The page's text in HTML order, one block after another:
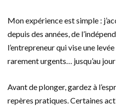
Mon expérience est simple :
depuis des années, de
l’entrepreneur qui vise une
rarement urgents… jusqu’au
Avant de plonger, gardez à
repères pratiques. Certaines